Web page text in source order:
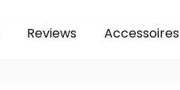
Reviews Accessoires